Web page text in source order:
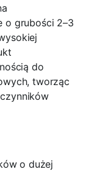
o grubości 2–3
do
tworząc
o dużej